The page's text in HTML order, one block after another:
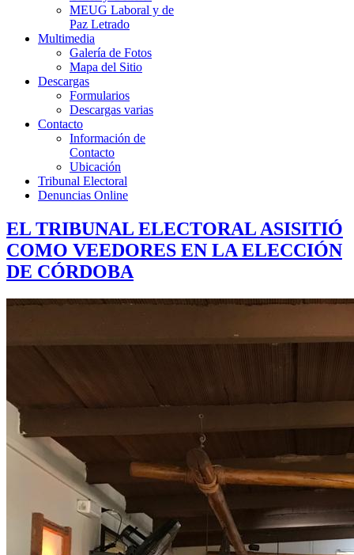
MEUG Laboral y de
Paz Letrado
Multimedia
Galería de Fotos
Mapa del Sitio
Descargas
Formularios
Descargas varias
Contacto
Información de
Contacto
Ubicación
Tribunal Electoral
Denuncias Online
EL TRIBUNAL ELECTORAL ASISITIÓ
COMO VEEDORES EN LA ELECCIÓN
DE CÓRDOBA